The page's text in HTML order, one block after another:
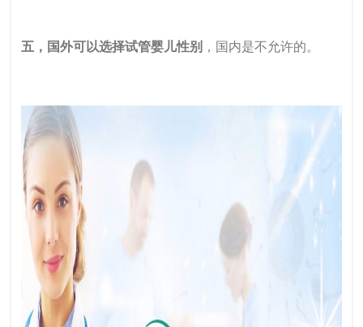
五，国外可以选择试管婴儿性别 ，国内是不允许的。